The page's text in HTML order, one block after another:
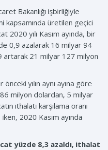
Bakanlığı işbirliğiyle
üretilen geçici
2020 yılı Kasım ayında, bir
0,9 azalarak 16 milyar 94
21 milyar 127 milyon
önceki yılın aynı ayına göre
milyon dolardan, 5 milyar
ithalatı karşılama oranı
2020 Kasım ayında
yüzde 8,3 azaldı, ithalat